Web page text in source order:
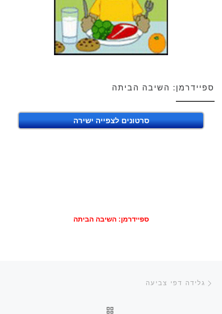
ספיידרמן: השיבה הביתה
סרטונים לצפייה ישירה
ספיידרמן: השיבה הביתה
ניווט בפוסטים
גלידה דפי צביעה
חזרה לרשימת הפוסטים